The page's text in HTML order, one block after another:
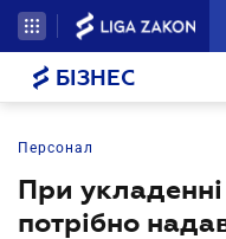
БІЗНЕС
Персонал
При
потрібно